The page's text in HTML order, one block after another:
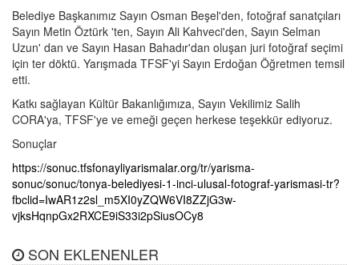
Belediye Başkanımız Sayın Osman Beşel'den, fotoğraf sanatçıları
Sayın Metin Öztürk 'ten, Sayın Ali Kahveci'den, Sayın Selman
Uzun' dan ve Sayın Hasan Bahadır'dan oluşan juri fotoğraf seçimi
için ter döktü. Yarışmada TFSF'yi Sayın Erdoğan Öğretmen temsil
etti.
Katkı sağlayan Kültür Bakanlığımıza, Sayın Vekilimiz Salih
CORA'ya, TFSF'ye ve emeği geçen herkese teşekkür ediyoruz.
Sonuçlar
https://sonuc.tfsfonayliyarismalar.org/tr/yarisma-
sonuc/sonuc/tonya-belediyesi-1-inci-ulusal-fotograf-yarismasi-tr?
fbclid=IwAR1z2sl_m5XI0yZQW6VI8ZZjG3w-
vjksHqnpGx2RXCE9iS33i2pSiusOCy8
SON EKLENENLER